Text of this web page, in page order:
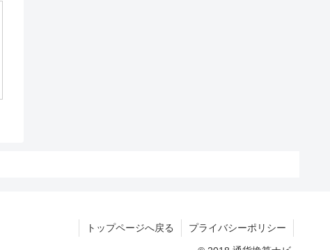
トップページへ戻る プライバシーポリシー